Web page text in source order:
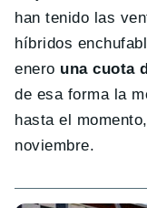
han tenido las
híbridos
enero una cuota
de esa forma la
hasta el
noviembre.